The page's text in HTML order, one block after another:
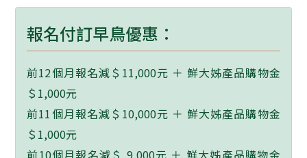
報名付訂早鳥優惠：
前12個月報名減＄11,000元 ＋ 鮮大姊產品購物金
＄1,000元
前11個月報名減＄10,000元 ＋ 鮮大姊產品購物金
＄1,000元